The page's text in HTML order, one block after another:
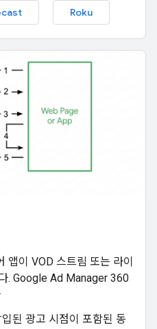
Roku
앱이 VOD 스트림 또는 라이
. Google Ad Manager 360
된 광고 시점이 포함된 동